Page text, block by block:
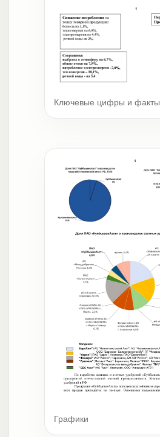
Ключевые цифры и факты
Графики